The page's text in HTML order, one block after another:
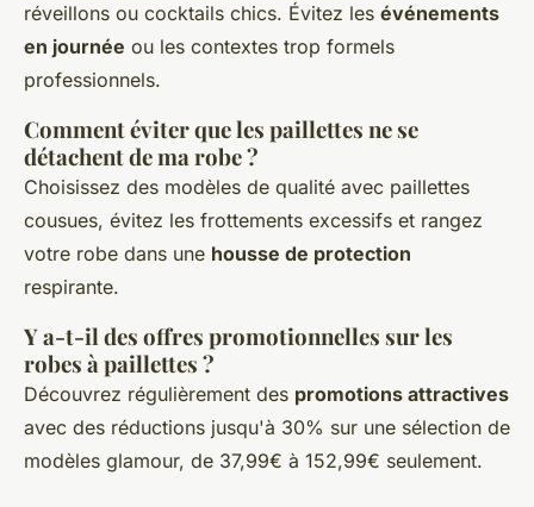
réveillons ou cocktails chics. Évitez les événements
en journée ou les contextes trop formels
professionnels.
Comment éviter que les paillettes ne se
détachent de ma robe ?
Choisissez des modèles de qualité avec paillettes
cousues, évitez les frottements excessifs et rangez
votre robe dans une housse de protection
respirante.
Y a-t-il des offres promotionnelles sur les
robes à paillettes ?
Découvrez régulièrement des promotions attractives
avec des réductions jusqu'à 30% sur une sélection de
modèles glamour, de 37,99€ à 152,99€ seulement.